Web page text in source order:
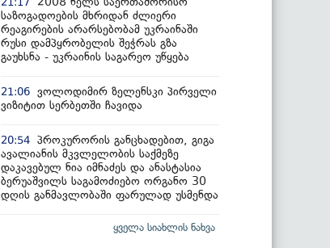
საზოგადოების მხრიდან ძლიერი
რეაგირების არარსებობამ უკრაინაში
რუსი დამპყრობელის შეჭრას გზა
გაუხსნა - უკრაინის საგარეო უწყება
21:06 ვოლოდიმირ ზელენსკი პირველი
ვიზიტით სერბეთში ჩავიდა
20:54 პროკურორის განცხადებით, გიგა
ავალიანის მკვლელობის საქმეზე
დაკავებულ ნია იმნაძეს და ანასტასია
ბერუაშვილს საგამოძიებო ორგანო 30
დღის განმავლობაში ფარულად უსმენდა
ყველა სიახლის ნახვა